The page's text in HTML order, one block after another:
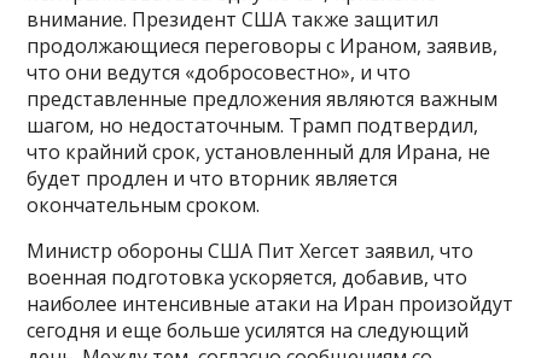
внимание. Президент США также защитил
продолжающиеся переговоры с Ираном, заявив,
что они ведутся «добросовестно», и что
представленные предложения являются важным
шагом, но недостаточным. Трамп подтвердил,
что крайний срок, установленный для Ирана, не
будет продлен и что вторник является
окончательным сроком.
Министр обороны США Пит Хегсет заявил, что
военная подготовка ускоряется, добавив, что
наиболее интенсивные атаки на Иран произойдут
сегодня и еще больше усилятся на следующий